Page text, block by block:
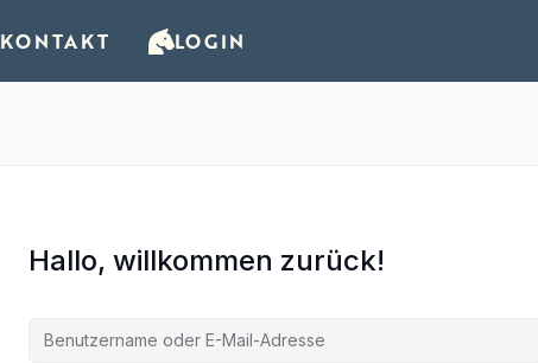
KONTAKT LOGIN
Hallo, willkommen zurück!